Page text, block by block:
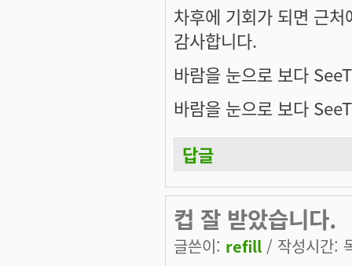
차후에 기회가 되면 근
감사합니다.
바람을 눈으로 보다
바람을 눈으로 보다
답글
컵 잘 받았습니다.
글쓴이: refill / 작성시간: